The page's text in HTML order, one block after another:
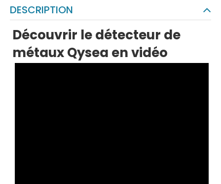
DESCRIPTION
Découvrir le détecteur de
métaux Qysea en vidéo